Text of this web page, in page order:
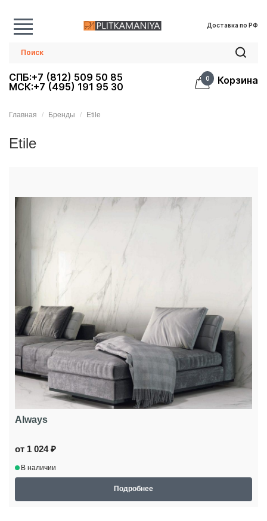
Доставка по РФ
СПБ:+7 (812) 509 50 85
МСК:+7 (495) 191 95 30
0 Корзина
Главная Бренды Etile
Etile
Always
от 1 024 ₽
В наличии
Подробнее